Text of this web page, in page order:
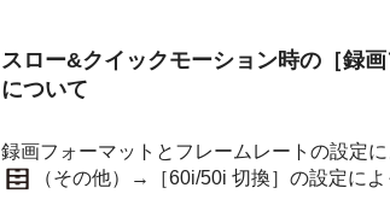
スロー&クイックモーション時の［録
について
録画フォーマットとフレームレートの設定
（その他）→［60i/50i 切換］の設定に